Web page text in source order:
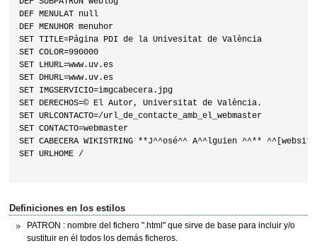
DEF MENULAT null
DEF MENUHOR menuhor
SET TITLE=Página PDI de la Univesitat de València
SET COLOR=990000
SET LHURL=www.uv.es
SET DHURL=www.uv.es
SET IMGSERVICIO=imgcabecera.jpg
SET DERECHOS=© El Autor, Universitat de València.
SET URLCONTACTO=/url_de_contacte_amb_el_webmaster
SET CONTACTO=webmaster
SET CABECERA WIKISTRING **J^^osé^^ A^^lguien ^^**
SET URLHOME /
Definiciones en los estilos
PATRON : nombre del fichero ".html" que sirve de base para incluir y/o
sustituir en él todos los demás ficheros.